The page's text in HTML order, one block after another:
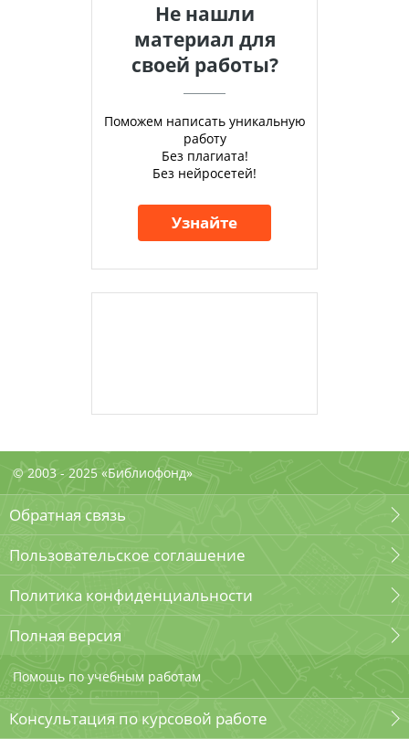
Не нашли
материал для
своей работы?
Поможем написать уникальную
работу
Без плагиата!
Без нейросетей!
Узнайте
© 2003 - 2025 «Библиофонд»
Обратная связь
Пользовательское соглашение
Политика конфиденциальности
Полная версия
Помощь по учебным работам
Консультация по курсовой работе